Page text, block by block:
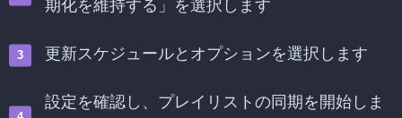
期化を維持する」を選択します
更新スケジュールとオプションを選択します
設定を確認し、プレイリストの同期を開始しま